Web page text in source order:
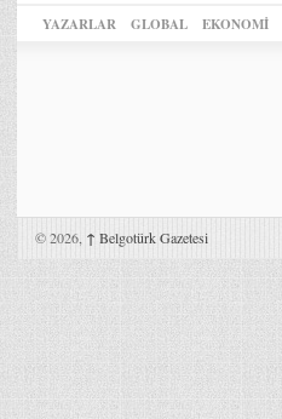
YAZARLAR GLOBAL EKONOMİ
© 2026, ↑ Belgotürk Gazetesi